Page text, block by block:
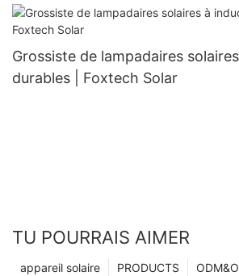
Grossiste de lampadaires
durables | Foxtech Solar
TU POURRAIS AIMER
PRODUCTS
appareil solaire